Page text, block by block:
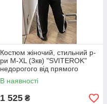
Костюм жіночий, стильний р-
ри M-XL (3кв) "SVITEROK"
недорогого від прямого
постачальника
В наявності
1 525 ₴